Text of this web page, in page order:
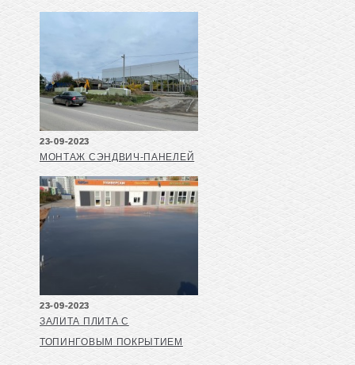
23-09-2023
МОНТАЖ СЭНДВИЧ-ПАНЕЛЕЙ
23-09-2023
ЗАЛИТА ПЛИТА С
ТОПИНГОВЫМ ПОКРЫТИЕМ